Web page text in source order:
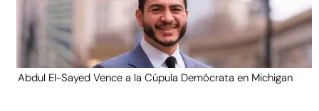
Abdul El-Sayed Vence a la Cúpula Demócrata en Michigan